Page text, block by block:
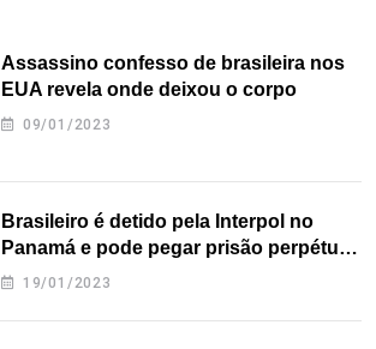
Assassino confesso de brasileira nos
EUA revela onde deixou o corpo
09/01/2023
Brasileiro é detido pela Interpol no
Panamá e pode pegar prisão perpétua
nos EUA
19/01/2023